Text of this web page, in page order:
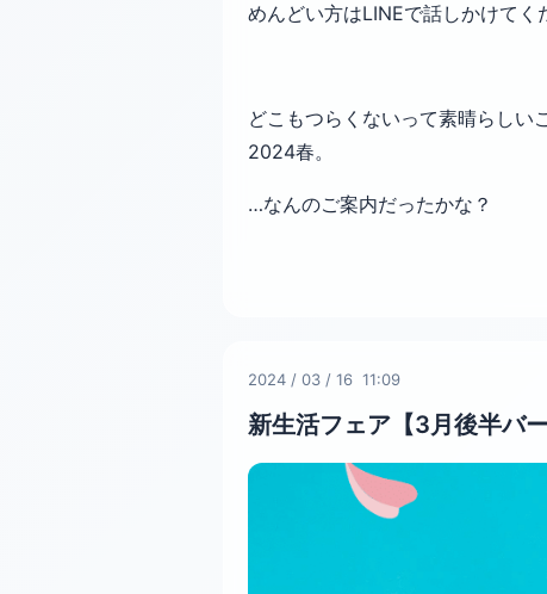
めんどい方はLINEで話しかけてく
どこもつらくないって素晴らしい
2024春。
…なんのご案内だったかな？
2024 / 03 / 16 11:09
新生活フェア【3月後半バー